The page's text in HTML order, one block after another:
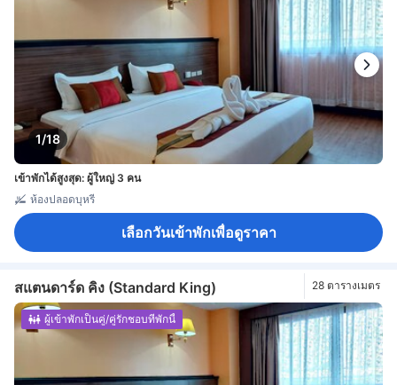
1/18
เข้าพักได้สูงสุด: ผู้ใหญ่ 3 คน
ห้องปลอดบุหรี่
เลือกวันเข้าพักเพื่อดูราคา
สแตนดาร์ด คิง (Standard King) 28 ตารางเมตร
ผู้เข้าพักเป็นคู่/คู่รักชอบที่พักนี้